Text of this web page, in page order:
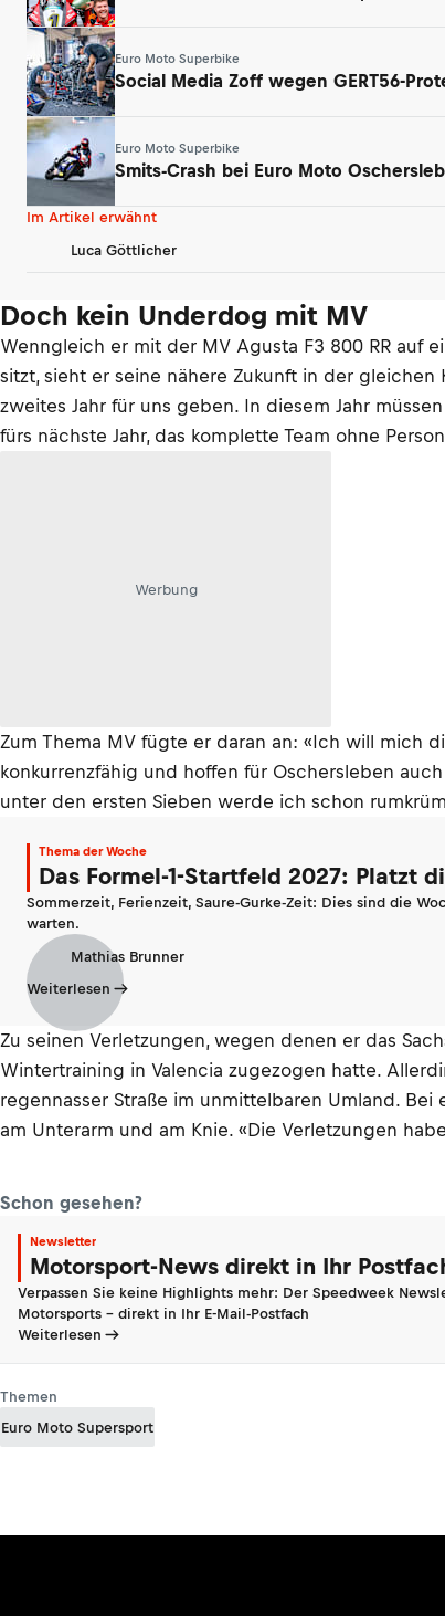
Euro Moto Superbike
Social Media Zoff wegen GERT56-
Euro Moto Superbike
Smits-Crash bei Euro Moto
Im Artikel erwähnt
Luca Göttlicher
Doch kein Underdog mit MV
Wenngleich er mit der MV Agusta F3 800 RR auf
sitzt, sieht er seine nähere Zukunft in der
zweites Jahr für uns geben. In diesem Jahr
fürs nächste Jahr, das komplette Team ohne
Werbung
Zum Thema MV fügte er daran an: «Ich will mich
konkurrenzfähig und hoffen für Oschersleben
unter den ersten Sieben werde ich schon
Thema der Woche
Das Formel-1-Startfeld 2027: Platzt
Sommerzeit, Ferienzeit, Saure-Gurke-Zeit: Dies sind die
warten.
Mathias Brunner
Weiterlesen
Zu seinen Verletzungen, wegen denen er das
Wintertraining in Valencia zugezogen hatte.
regennasser Straße im unmittelbaren Umland.
am Unterarm und am Knie. «Die Verletzungen
Schon gesehen?
Newsletter
Motorsport-News direkt in Ihr
Verpassen Sie keine Highlights mehr: Der Speedweek
Motorsports - direkt in Ihr E-Mail-Postfach
Weiterlesen
Themen
Euro Moto Supersport